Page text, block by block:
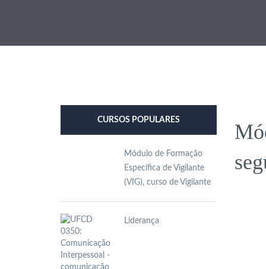
CURSOS POPULARES
Módulo de Formação
Específica de Vigilante
(VIG), curso de Vigilante
Liderança